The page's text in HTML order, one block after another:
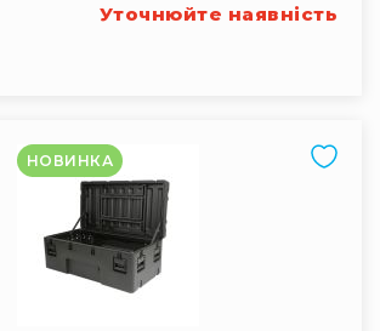
Уточнюйте наявність
НОВИНКА